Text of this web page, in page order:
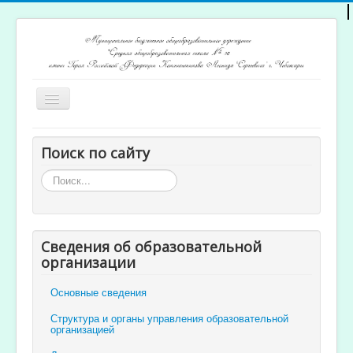
Включить/
выключить
Главная
Открытость и доступность образования
Ученикам и родителям
Учителям
Электронный журнал
Поиск по сайту
Искать...
Сведения об образовательной
организации
Основные сведения
Структура и органы управления образовательной
организацией